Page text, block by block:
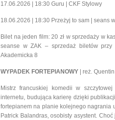
17.06.2026 | 18:30 Guru | CKF Stylowy
18.06.2026 | 18:30 Przeżyj to sam | seans
Bilet na jeden film: 20 zł w sprzedaży w
seanse w ZAK – sprzedaż biletów
Akademicka 8
WYPADEK FORTEPIANOWY | reż.
Mistrz francuskiej komedii w
internetu, budująca karierę dzięki
fortepianem na planie kolejnego nagrania
Patrick Balandras, osobisty asystent.